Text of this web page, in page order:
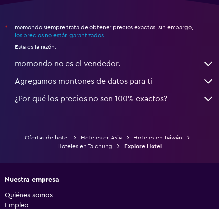
*
momondo siempre trata de obtener precios exactos, sin embargo,
los precios no están garantizados
Esta es la razón:
momondo no es el vendedor.
Agregamos montones de datos para ti
¿Por qué los precios no son 100% exactos?
Ofertas de hotel Hoteles en Asia
Hoteles en Taiwán
Hoteles en Taichung
Explore Hotel
Nuestra empresa
Quiénes somos
Empleo